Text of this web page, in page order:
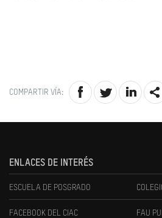
COMPARTIR VÍA:
ENLACES DE INTERÉS
ESCUELA DE POSGRADO
FACEBOOK DEL CIAC FAU